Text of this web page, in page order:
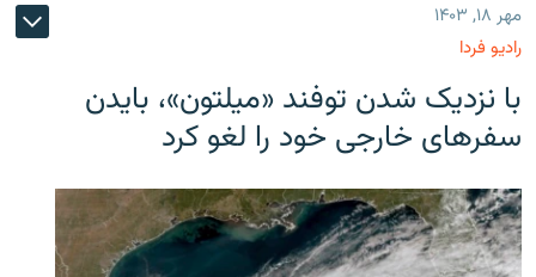
مهر ۱۸, ۱۴۰۳
رادیو فردا
با نزدیک شدن توفند «میلتون»، بایدن
سفرهای خارجی خود را لغو کرد